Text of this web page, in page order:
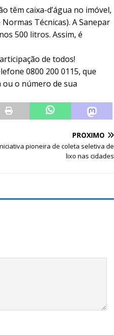
têm caixa-d’água no imóvel,
Técnicas). A Sanepar
500 litros. Assim, é
de todos!
0800 200 0115, que
ou o número de sua
PRÓXIMO
pioneira de coleta seletiva de
lixo nas cidades